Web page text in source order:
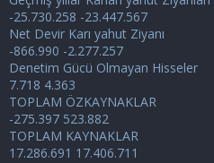
-25.730.258 -23.447.567
Net Devir Karı yahut Ziyanı
-866.990 -2.277.257
Denetim Gücü Olmayan Hisseler
7.718 4.363
TOPLAM ÖZKAYNAKLAR
-275.397 523.882
TOPLAM KAYNAKLAR
17.286.691 17.406.711